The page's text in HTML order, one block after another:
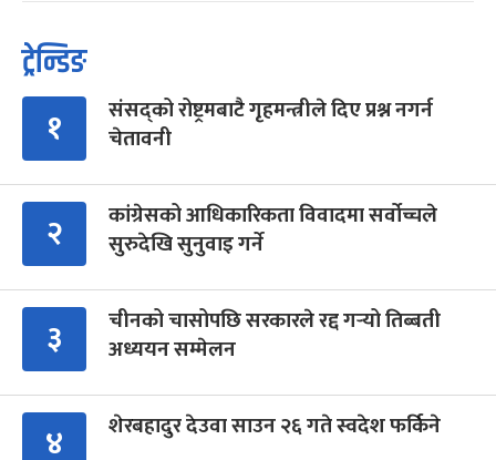
ट्रेन्डिङ
१
संसद्को रोष्ट्रमबाटै गृहमन्त्रीले दिए प्रश्न नगर्न
चेतावनी
२
कांग्रेसको आधिकारिकता विवादमा सर्वोच्चले
सुरुदेखि सुनुवाइ गर्ने
३
चीनको चासोपछि सरकारले रद्द गर्‍यो तिब्बती
अध्ययन सम्मेलन
४ शेरबहादुर देउवा साउन २६ गते स्वदेश फर्किने